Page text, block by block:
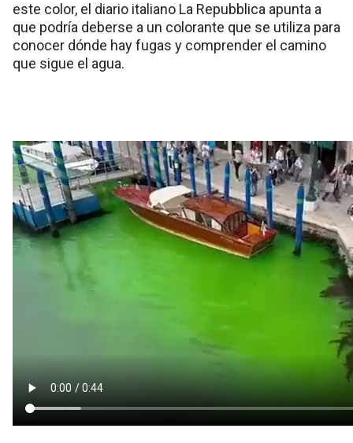
este color, el diario italiano La Repubblica apunta a
que podría deberse a un colorante que se utiliza para
conocer dónde hay fugas y comprender el camino
que sigue el agua.